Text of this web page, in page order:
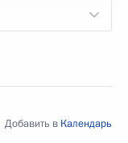
Добавить в Календарь